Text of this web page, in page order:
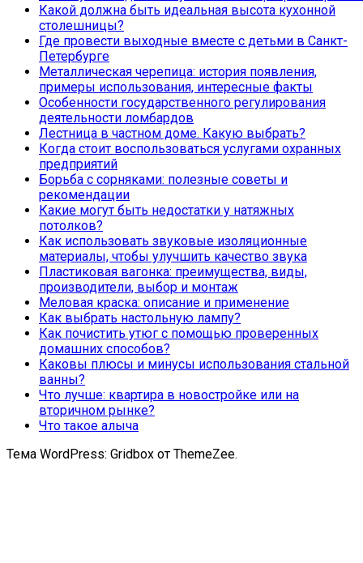
Какой должна быть идеальная высота кухонной
столешницы?
Где провести выходные вместе с детьми в Санкт-
Петербурге
Металлическая черепица: история появления,
примеры использования, интересные факты
Особенности государственного регулирования
деятельности ломбардов
Лестница в частном доме. Какую выбрать?
Когда стоит воспользоваться услугами охранных
предприятий
Борьба с сорняками: полезные советы и
рекомендации
Какие могут быть недостатки у натяжных
потолков?
Как использовать звуковые изоляционные
материалы, чтобы улучшить качество звука
Пластиковая вагонка: преимущества, виды,
производители, выбор и монтаж
Меловая краска: описание и применение
Как выбрать настольную лампу?
Как почистить утюг с помощью проверенных
домашних способов?
Каковы плюсы и минусы использования стальной
ванны?
Что лучше: квартира в новостройке или на
вторичном рынке?
Что такое алыча
Тема WordPress: Gridbox от ThemeZee.